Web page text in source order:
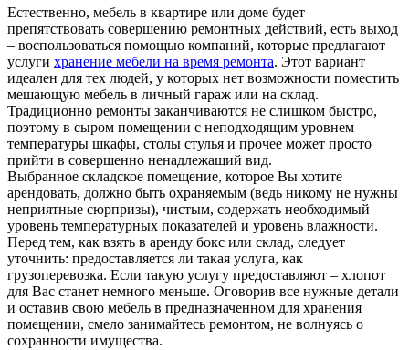
Естественно, мебель в квартире или доме будет
препятствовать совершению ремонтных действий, есть выход
– воспользоваться помощью компаний, которые предлагают
услуги хранение мебели на время ремонта. Этот вариант
идеален для тех людей, у которых нет возможности поместить
мешающую мебель в личный гараж или на склад.
Традиционно ремонты заканчиваются не слишком быстро,
поэтому в сыром помещении с неподходящим уровнем
температуры шкафы, столы стулья и прочее может просто
прийти в совершенно ненадлежащий вид.
Выбранное складское помещение, которое Вы хотите
арендовать, должно быть охраняемым (ведь никому не нужны
неприятные сюрпризы), чистым, содержать необходимый
уровень температурных показателей и уровень влажности.
Перед тем, как взять в аренду бокс или склад, следует
уточнить: предоставляется ли такая услуга, как
грузоперевозка. Если такую услугу предоставляют – хлопот
для Вас станет немного меньше. Оговорив все нужные детали
и оставив свою мебель в предназначенном для хранения
помещении, смело занимайтесь ремонтом, не волнуясь о
сохранности имущества.